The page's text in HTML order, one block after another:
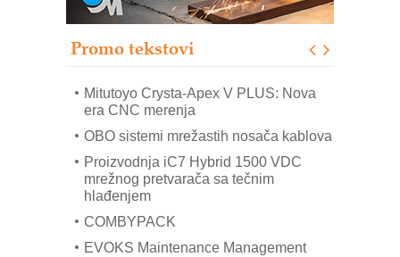
Promo tekstovi
IB BLUMENAUER - više od 40 godina
poverenja u industriji
Art Utopia Studio – vizuelne priče
Mitutoyo Crysta-Apex V PLUS: Nova
era CNC merenja
OBO sistemi mrežastih nosača kablova
Proizvodnja iC7 Hybrid 1500 VDC
mrežnog pretvarača sa tečnim
hlađenjem
COMBYPACK
EVOKS Maintenance Management